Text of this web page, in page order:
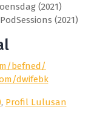
(2021)
(2021)
befned/
dwifebk
, Profil Lulusan